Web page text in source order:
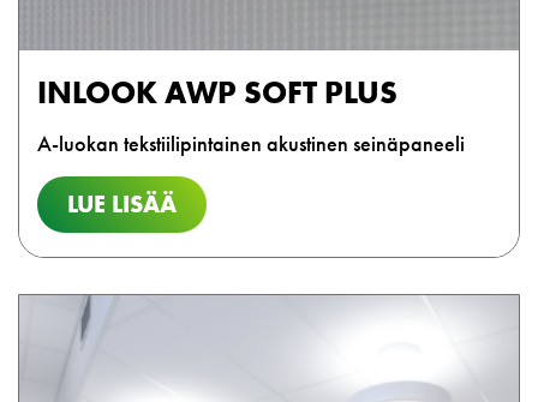
INLOOK AWP SOFT PLUS
A-luokan tekstiilipintainen akustinen seinäpaneeli
LUE LISÄÄ